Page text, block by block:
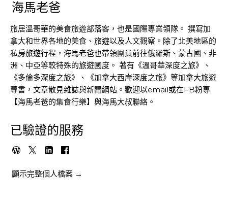
海馬老爸
旅居溫哥華的美食旅遊部落客，也是國際專業領隊。 撰寫加
拿大和世界各地的美食、旅遊以及人文觀察。除了北美地區的
私房旅遊行程，海馬老爸也帶領團員前往俄羅斯、蒙古國、非
洲、中亞等較特殊的旅遊國度。 著有《溫哥華深度之旅》、
《多倫多深度之旅》、《加拿大西岸深度之旅》等加拿大旅遊
專書，文章散見雜誌與新聞網站。歡迎以email或在FB粉專
【海馬老爸的集食行樂】與海馬大叔聯絡。
已驗證的服務
顯示完整個人檔案 →